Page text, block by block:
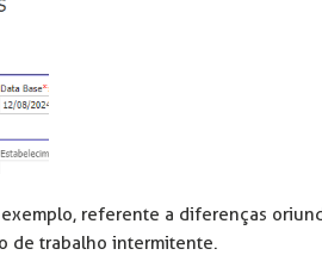
referente a diferenças
de trabalho intermitente.